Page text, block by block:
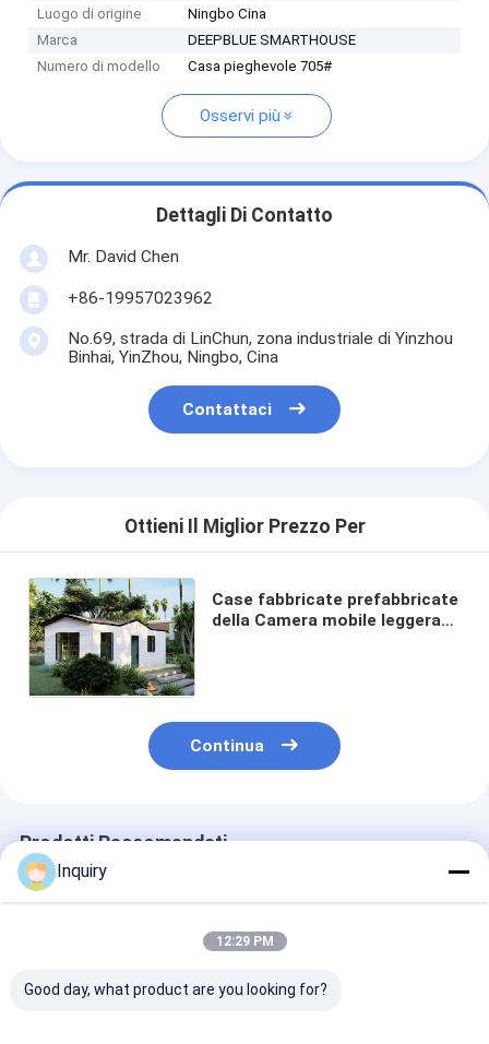
Luogo di origine
Ningbo Cina
Marca
DEEPBLUE SMARTHOUSE
Numero di modello
Casa pieghevole 705#
Osservi più
Dettagli Di Contatto
Mr. David Chen
+86-19957023962
No.69, strada di LinChun, zona industriale di Yinzhou
Binhai, YinZhou, Ningbo, Cina
Contattaci
Ottieni Il Miglior Prezzo Per
Case fabbricate prefabbricate
della Camera mobile leggera
Continua
Prodotti Raccomandati
Inquiry
12:29 PM
Good day, what product are you looking for?